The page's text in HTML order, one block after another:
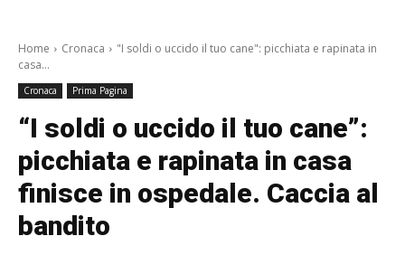
Home Cronaca
"I soldi o uccido il tuo cane": picchiata e rapinata in
casa...
Cronaca Prima Pagina
“I soldi o uccido il tuo cane”:
picchiata e rapinata in casa
finisce in ospedale. Caccia al
bandito